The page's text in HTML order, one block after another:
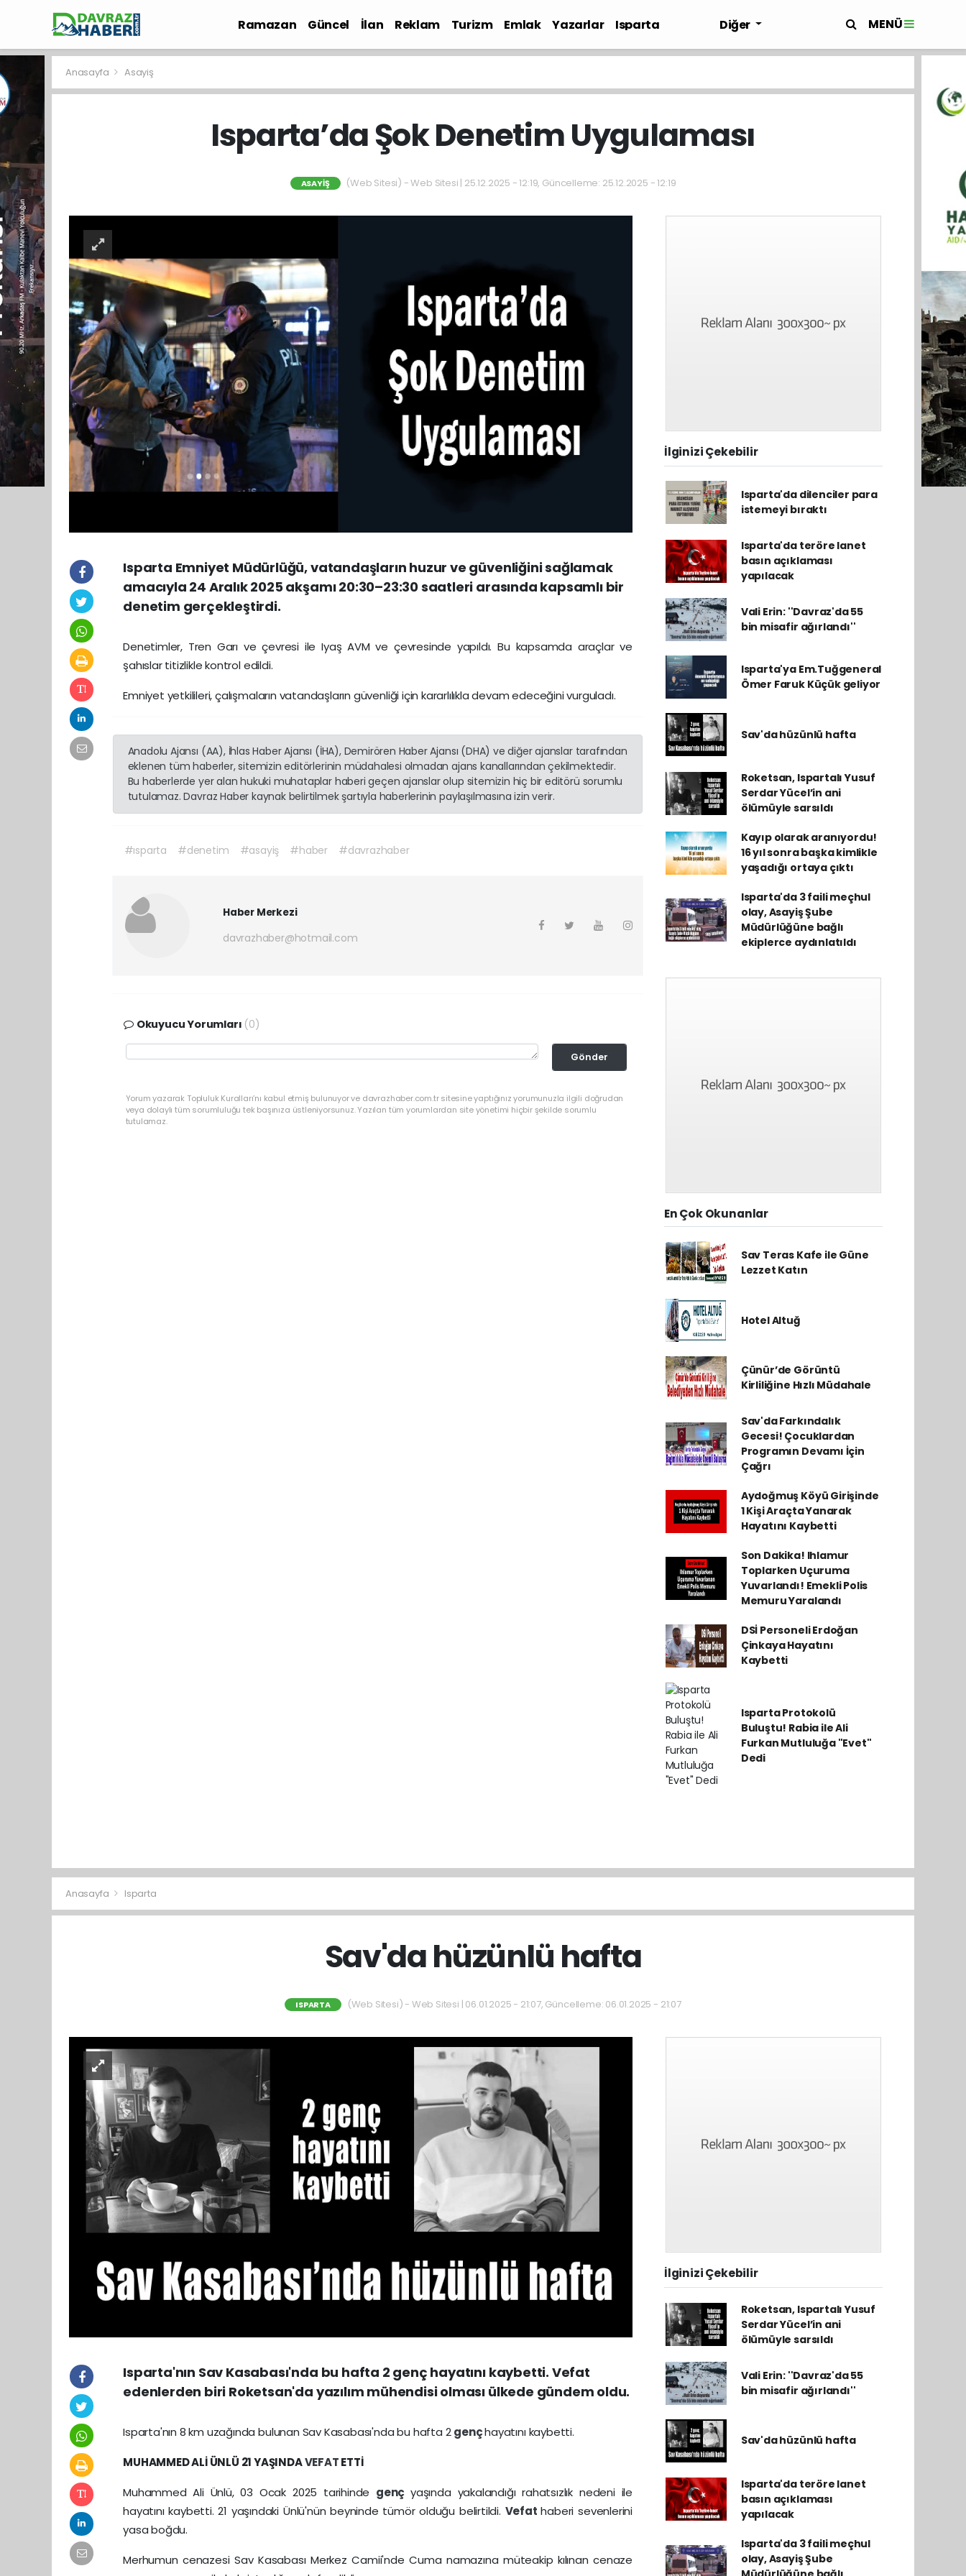
Ramazan Güncel İlan Reklam Turizm Emlak Yazarlar
Isparta
Diğer MENÜ
Anasayfa Asayiş
Isparta’da Şok Denetim Uygulaması
ASAYIŞ (Web Sitesi) - Web Sitesi | 25.12.2025 - 12:19, Güncelleme: 25.12.2025 - 12:19
Isparta Emniyet Müdürlüğü, vatandaşların huzur ve güvenliğini sağlamak
amacıyla 24 Aralık 2025 akşamı 20:30–23:30 saatleri arasında kapsamlı bir
denetim gerçekleştirdi.
Denetimler, Tren Garı ve çevresi ile Iyaş AVM ve çevresinde yapıldı. Bu kapsamda araçlar ve
şahıslar titizlikle kontrol edildi.
Emniyet yetkilileri, çalışmaların vatandaşların güvenliği için kararlılıkla devam edeceğini vurguladı.
Anadolu Ajansı (AA), İhlas Haber Ajansı (İHA), Demirören Haber Ajansı (DHA) ve diğer ajanslar tarafından
eklenen tüm haberler, sitemizin editörlerinin müdahalesi olmadan ajans kanallarından çekilmektedir.
Bu haberlerde yer alan hukuki muhataplar haberi geçen ajanslar olup sitemizin hiç bir editörü sorumlu
tutulamaz. Davraz Haber kaynak belirtilmek şartıyla haberlerinin paylaşılmasına izin verir.
#ısparta #denetim #asayiş #haber #davrazhaber
Haber Merkezi
davrazhaber@hotmail.com
Okuyucu Yorumları (0)
Gönder
Yorum yazarak Topluluk Kuralları’nı kabul etmiş bulunuyor ve davrazhaber.com.tr sitesine yaptığınız yorumunuzla ilgili doğrudan
veya dolaylı tüm sorumluluğu tek başınıza üstleniyorsunuz. Yazılan tüm yorumlardan site yönetimi hiçbir şekilde sorumlu
tutulamaz.
İlginizi Çekebilir
Isparta'da dilenciler para
istemeyi bıraktı
Isparta'da teröre lanet
basın açıklaması
yapılacak
Vali Erin: ''Davraz'da 55
bin misafir ağırlandı''
Isparta'ya Em.Tuğgeneral
Ömer Faruk Küçük geliyor
Sav'da hüzünlü hafta
Roketsan, Ispartalı Yusuf
Serdar Yücel’in ani
ölümüyle sarsıldı
Kayıp olarak aranıyordu!
16 yıl sonra başka kimlikle
yaşadığı ortaya çıktı
Isparta'da 3 faili meçhul
olay, Asayiş Şube
Müdürlüğüne bağlı
ekiplerce aydınlatıldı
En Çok Okunanlar
Sav Teras Kafe ile Güne
Lezzet Katın
Hotel Altuğ
Çünür’de Görüntü
Kirliliğine Hızlı Müdahale
Sav'da Farkındalık
Gecesi! Çocuklardan
Programın Devamı İçin
Çağrı
Aydoğmuş Köyü Girişinde
1 Kişi Araçta Yanarak
Hayatını Kaybetti
Son Dakika! Ihlamur
Toplarken Uçuruma
Yuvarlandı! Emekli Polis
Memuru Yaralandı
DSİ Personeli Erdoğan
Çinkaya Hayatını
Kaybetti
Isparta Protokolü
Buluştu! Rabia ile Ali
Furkan Mutluluğa "Evet"
Dedi
Anasayfa Isparta
Sav'da hüzünlü hafta
ISPARTA (Web Sitesi) - Web Sitesi | 06.01.2025 - 21:07, Güncelleme: 06.01.2025 - 21:07
Isparta'nın Sav Kasabası'nda bu hafta 2 genç hayatını kaybetti. Vefat
edenlerden biri Roketsan'da yazılım mühendisi olması ülkede gündem oldu.
Isparta'nın 8 km uzağında bulunan Sav Kasabası'nda bu hafta 2gençhayatını kaybetti.
MUHAMMED ALİ ÜNLÜ 21 YAŞINDAVEFATETTİ
Muhammed Ali Ünlü, 03 Ocak 2025 tarihinde gençyaşında yakalandığı rahatsızlık nedeni ile
hayatını kaybetti. 21 yaşındaki Ünlü'nün beyninde tümör olduğu belirtildi. Vefathaberi sevenlerini
yasa boğdu.
Merhumun cenazesi Sav Kasabası Merkez Camii'nde Cuma namazına müteakip kılınan cenaze
İlginizi Çekebilir
Roketsan, Ispartalı Yusuf
Serdar Yücel’in ani
ölümüyle sarsıldı
Vali Erin: ''Davraz'da 55
bin misafir ağırlandı''
Sav'da hüzünlü hafta
Isparta'da teröre lanet
basın açıklaması
yapılacak
Isparta'da 3 faili meçhul
olay, Asayiş Şube